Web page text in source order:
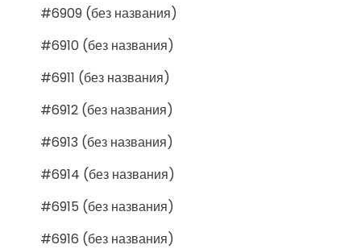
#6909 (без названия)
#6910 (без названия)
#6911 (без названия)
#6912 (без названия)
#6913 (без названия)
#6914 (без названия)
#6915 (без названия)
#6916 (без названия)